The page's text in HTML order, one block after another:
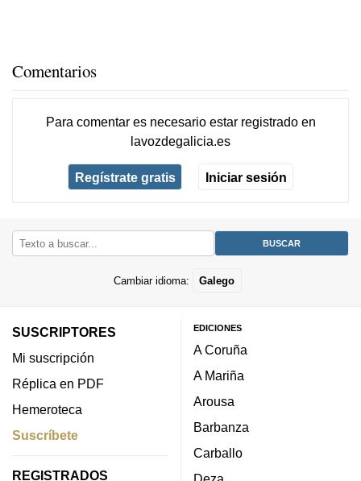
Comentarios
Para comentar es necesario estar registradoen
lavozdegalicia.es
Regístrate gratis Iniciar sesión
Cambiar idioma: Galego
SUSCRIPTORES
Mi suscripción
Réplica en PDF
Hemeroteca
Suscríbete
REGISTRADOS
EDICIONES
A Coruña
A Mariña
Arousa
Barbanza
Carballo